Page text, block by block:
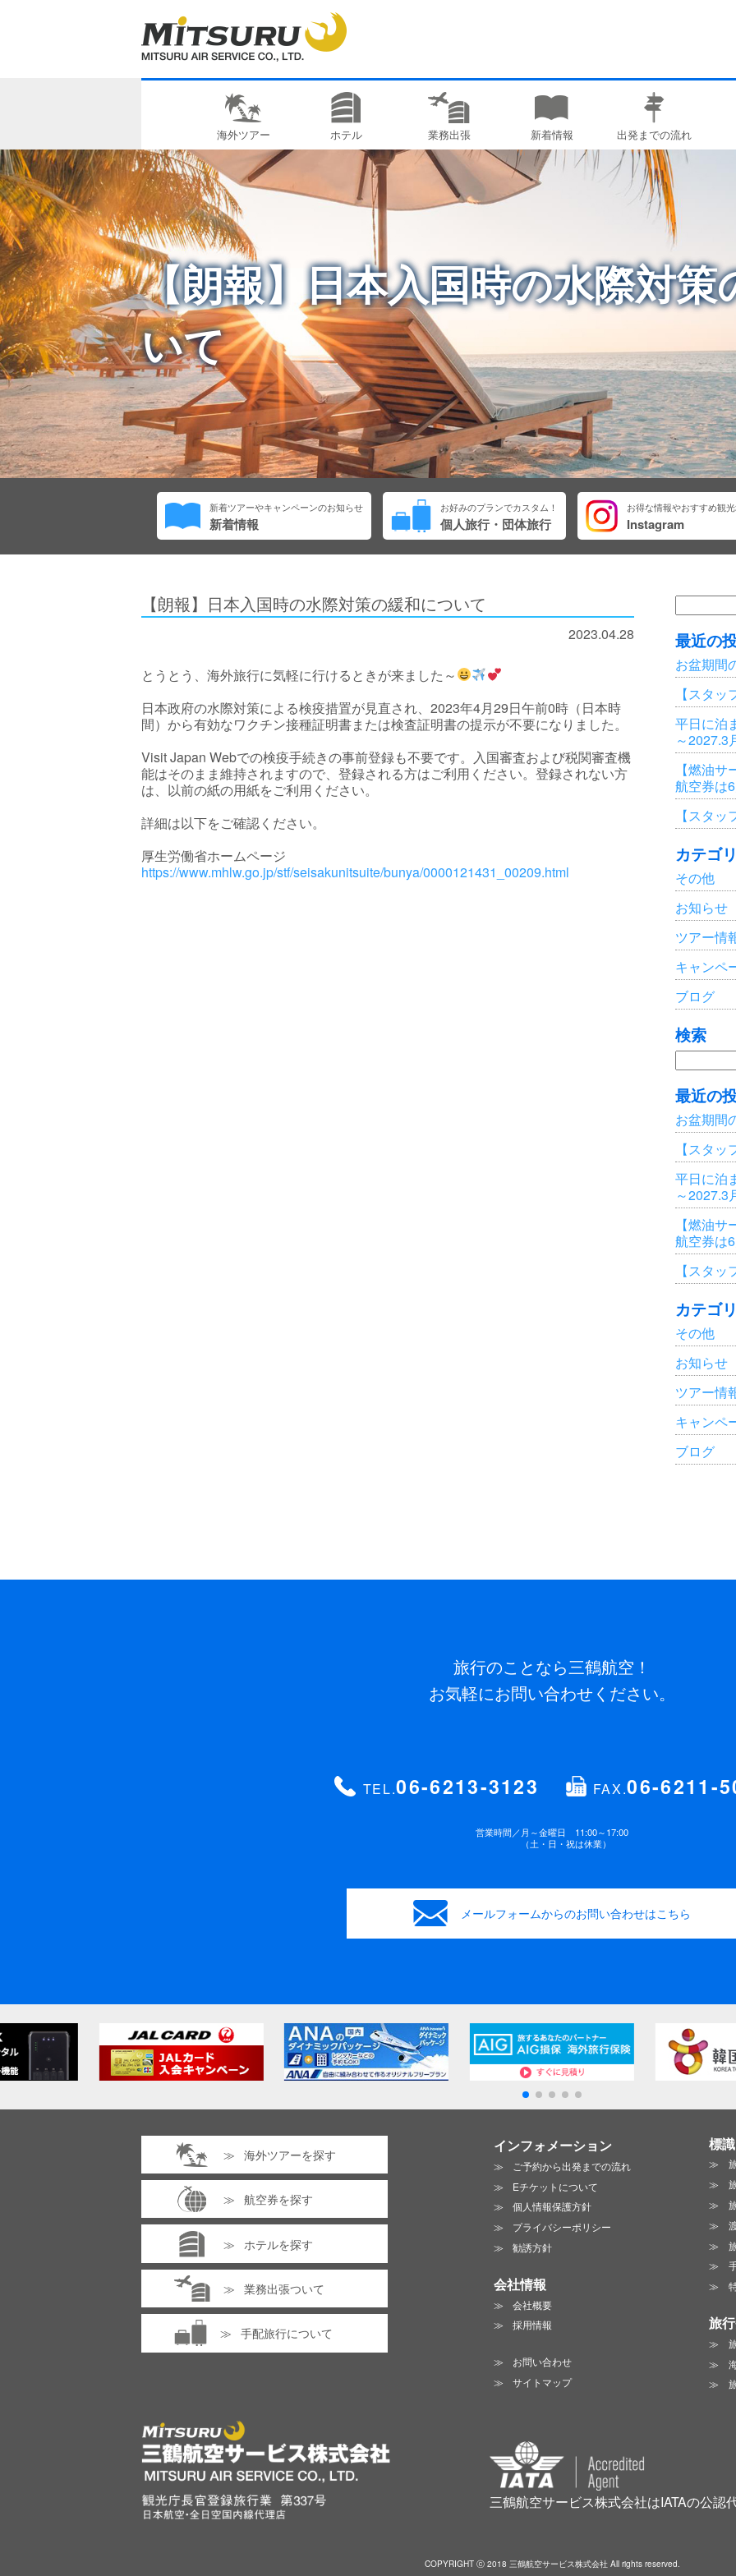
海外ツアー ホテル 業務出張 新着情報 出発までの流れ
【朗報】日本入国時の水際対策
いて
新着ツアーやキャンペーンのお知らせ
新着情報
お好みのプランでカスタム！
個人旅行・団体旅行
お得な情報やおすすめ観
Instagram
【朗報】日本入国時の水際対策の緩和について
2023.04.28
とうとう、海外旅行に気軽に行けるときが来ました～
日本政府の水際対策による検疫措置が見直され、2023年4月29日午前0時（日本時
間）から有効なワクチン接種証明書または検査証明書の提示が不要になりました。
Visit Japan Webでの検疫手続きの事前登録も不要です。入国審査および税関審査機
能はそのまま維持されますので、登録される方はご利用ください。登録されない方
は、以前の紙の用紙をご利用ください。
詳細は以下をご確認ください。
厚生労働省ホームページ
https://www.mhlw.go.jp/stf/seisakunitsuite/bunya/0000121431_00209.html
検
索:
最近の
お盆期間
【スタ
平日に泊
～2027.3
【燃油
航空券は
【スタ
カテゴ
その他
お知らせ
ツアー情
キャンペ
ブログ
検索
検
索:
最近の
お盆期間
【スタ
平日に泊
～2027.3
【燃油
航空券は
【スタ
カテゴ
その他
お知らせ
ツアー情
キャンペ
ブログ
旅行のことなら三鶴航空！
お気軽にお問い合わせください。
TEL.06-6213-3123 FAX.06-6211-
営業時間／月～金曜日 11:00～17:00
（土・日・祝は休業）
メールフォームからのお問い合わせはこちら
海外ツアーを探す
航空券を探す
ホテルを探す
業務出張ついて
手配旅行について
インフォメーション
ご予約から出発までの流れ
Eチケットについて
個人情報保護方針
プライバシーポリシー
勧誘方針
会社情報
会社概要
採用情報
お問い合わせ
サイトマップ
標
旅
三鶴航空サービス株式会社はIATAの公認
COPYRIGHT ⓒ 2018 三鶴航空サービス株式会社 All rights reserved.